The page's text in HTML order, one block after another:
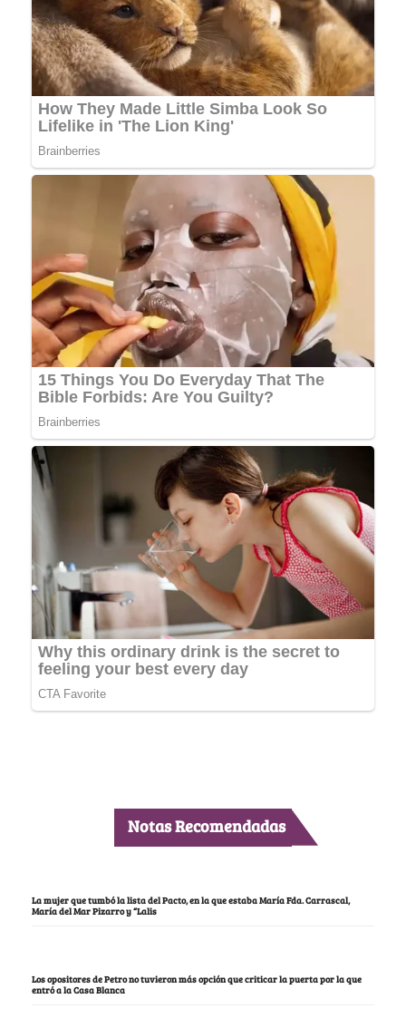
Notas Recomendadas
La mujer que tumbó la lista del Pacto, en la que estaba María Fda. Carrascal,
María del Mar Pizarro y “Lalis
Los opositores de Petro no tuvieron más opción que criticar la puerta por la que
entró a la Casa Blanca